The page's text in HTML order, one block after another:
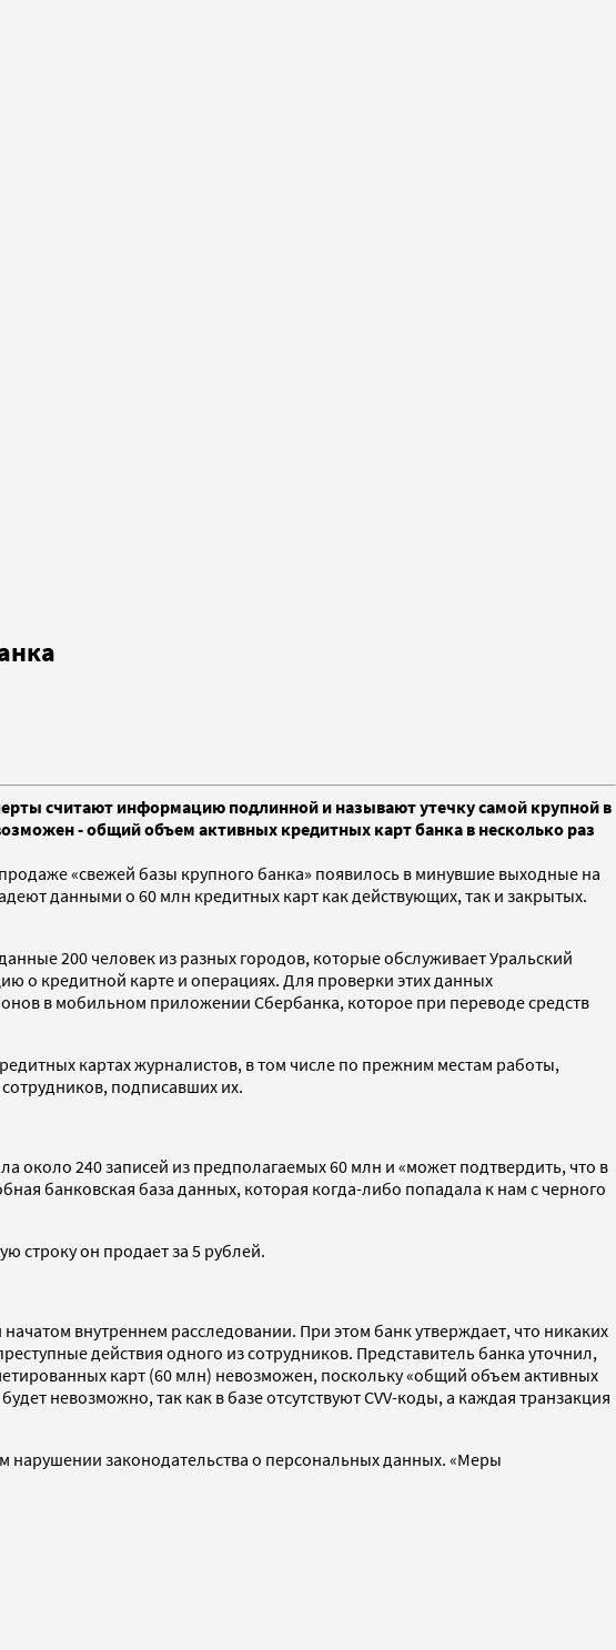
считают информацию подлинной и называют утечку самой крупной в
- общий объем активных кредитных карт банка в несколько раз
«свежей базы крупного банка» появилось в минувшие выходные на
данными о 60 млн кредитных карт как действующих, так и закрытых.
200 человек из разных городов, которые обслуживает Уральский
кредитной карте и операциях. Для проверки этих данных
в мобильном приложении Сбербанка, которое при переводе средств
картах журналистов, в том числе по прежним местам работы,
подписавших их.
240 записей из предполагаемых 60 млн и «может подтвердить, что в
банковская база данных, которая когда-либо попадала к нам с черного
строку он продает за 5 рублей.
внутреннем расследовании. При этом банк утверждает, что никаких
действия одного из сотрудников. Представитель банка уточнил,
карт (60 млн) невозможен, поскольку «общий объем активных
невозможно, так как в базе отсутствуют CVV-коды, а каждая транзакция
законодательства о персональных данных. «Меры